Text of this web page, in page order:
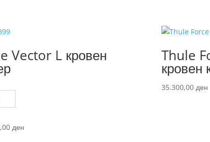
Vector L кровен
ден
Thule
кровен
35.300,00 ден